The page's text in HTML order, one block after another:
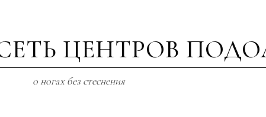
ЦЕНТРОВ
о ногах без стеснения